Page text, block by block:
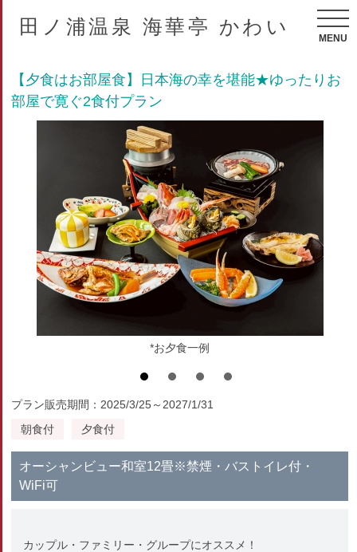
田ノ浦温泉 海華亭 かわい
MENU
【夕食はお部屋食】日本海の幸を堪能★ゆったりお
部屋で寛ぐ2食付プラン
*お夕食一例
プラン販売期間：2025/3/25～2027/1/31
朝食付
夕食付
オーシャンビュー和室12畳※禁煙・バストイレ付・
WiFi可
カップル・ファミリー・グループにオススメ！